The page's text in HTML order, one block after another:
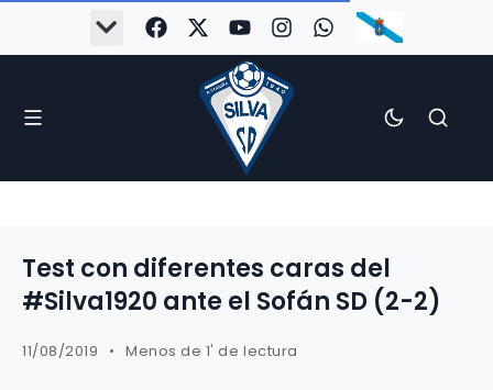
Test con diferentes caras del
#Silva1920 ante el Sofán SD (2-2)
11/08/2019 Menos de 1' de lectura